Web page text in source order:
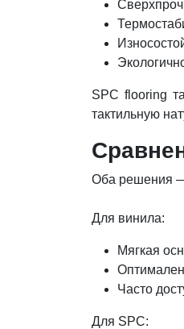
SPC flooring
тактильную
Оба решения
Для винила:
Мягкая
Часто
Для SPC: